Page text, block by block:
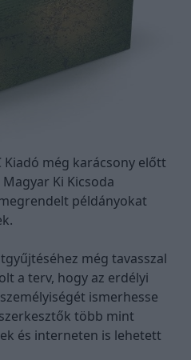
Kiadó még karácsony előtt
Ki Kicsoda
példányokat
még tavasszal
a terv, hogy az erdélyi
ismerhesse
több mint
és interneten is lehetett